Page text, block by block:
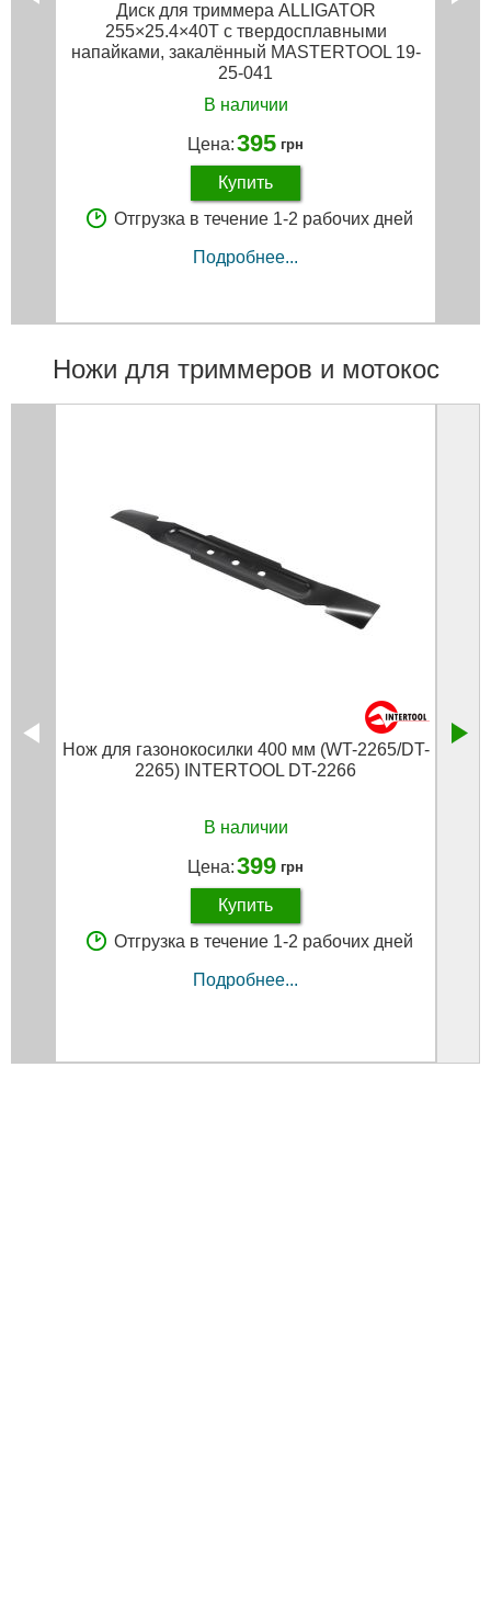
Диск для триммера ALLIGATOR
255×25.4×40Т с твердосплавными
напайками, закалённый MASTERTOOL 19-
25-041
В наличии
Цена:395 грн
Купить
Отгрузка в течение 1-2 рабочих дней
Подробнее...
Ножи для триммеров и мотокос
Нож для газонокосилки 400 мм (WT-2265/DT-
2265) INTERTOOL DT-2266
В наличии
Цена:399 грн
Купить
Отгрузка в течение 1-2 рабочих дней
Подробнее...